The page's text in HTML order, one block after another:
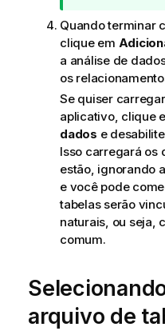
i
c
a
Quando terminar
clique em
a análise de
os
Se quiser
aplicativo, clique
dados e
Isso carregará os
estão, ignorando
e você pode
tabelas serão
naturais, ou seja,
comum.
arquivo de